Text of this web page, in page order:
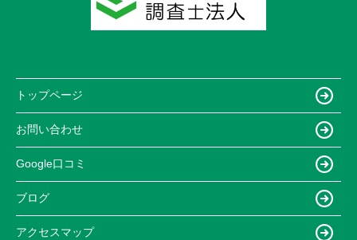
トップページ
お問い合わせ
Google口コミ
ブログ
アクセスマップ